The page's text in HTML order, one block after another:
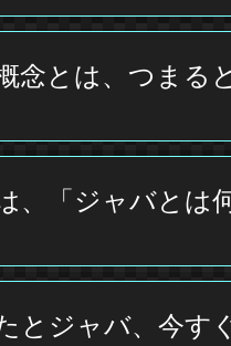
念とは、つま
、「ジャバとは
とジャバ、今す